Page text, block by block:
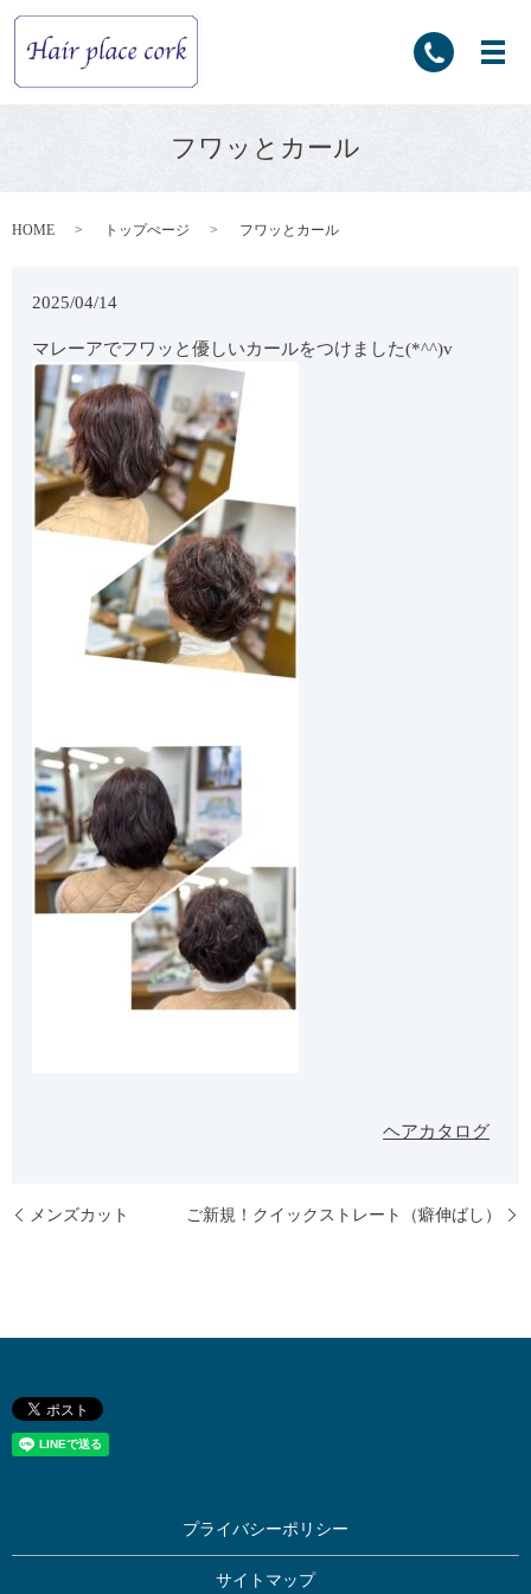
フワッとカール
HOME トップぺージ フワッとカール
2025/04/14
マレーアでフワッと優しいカールをつけました(*^^)v
ヘアカタログ
メンズカット ご新規！クイックストレート（癖伸ばし）
プライバシーポリシー
サイトマップ